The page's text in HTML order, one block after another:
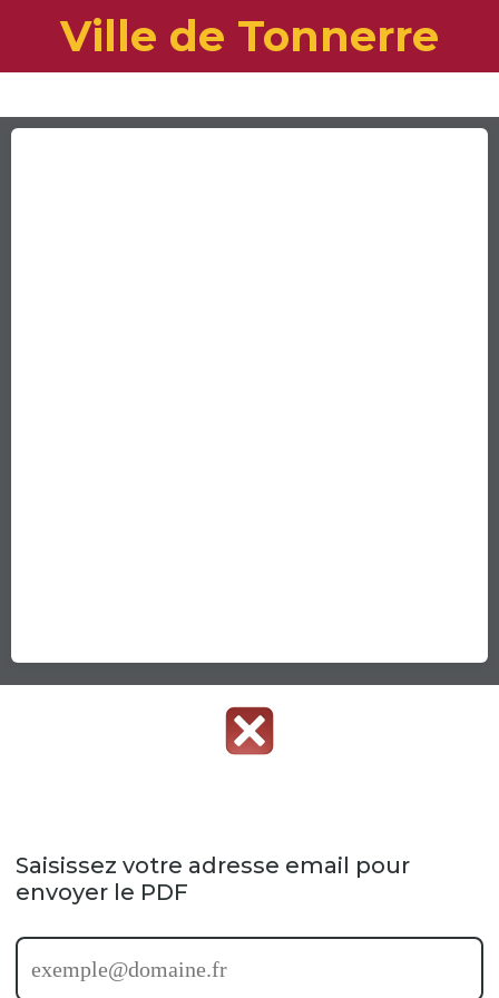
Ville de Tonnerre
Saisissez votre adresse email pour
envoyer le PDF